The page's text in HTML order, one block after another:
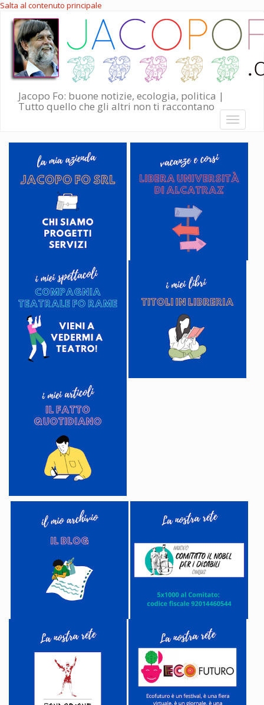
Salta al contenuto principale
Jacopo Fo: buone notizie, ecologia, politica |
Tutto quello che gli altri non ti raccontano
Toggle